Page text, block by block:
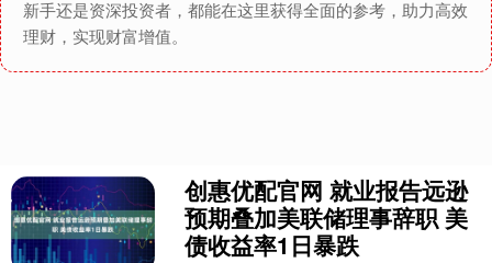
新手还是资深投资者，都能在这里获得全面的参考，助力高效
理财，实现财富增值。
创惠优配官网 就业报告远逊
预期叠加美联储理事辞职 美
债收益率1日暴跌